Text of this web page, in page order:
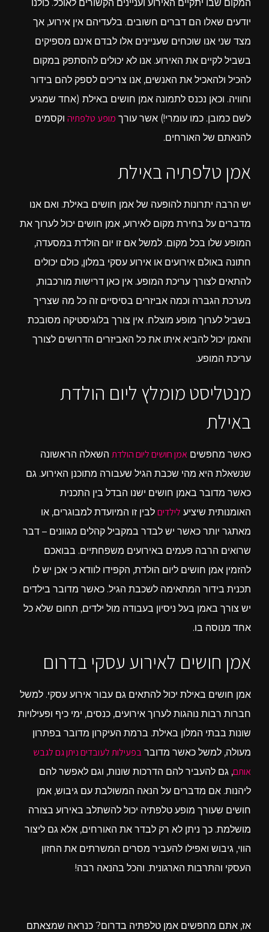
המקום שבו יתקיים האירוע ועניינים הקשורים לאוכל. כולנו
יודעים שאלו הם דברים חשובים. בלעדיהם אין אירוע, אך
מצד שני אנו שוכחים שעניינים אלו לבדם אינם מספיקים
בשביל לקיים את האירוע. אנו לא יכולים להסתפק במקום
להכיל ולהאכיל את האנשים, אנו צריכים לספק להם בידור
וחוויה. וכאן נכנס לתמונה אמן חושים באילת (אחד שמגיע
לשם כמובן. כמו עומרי!) אשר עורך מופע טלפתיה וקסמים
להנאתם של האורחים.
אמן טלפתיה באילת
יש הרבה יתרונות להופעה של אמן חושים באילת. ואם אנו
מדברים על בחירת מקום לאירוע, אמן חושים יכול לערוך את
המופע שלו בכל מקום. למשל אם זו יום הולדת במסעדה,
חתונה באולם אירועים או אירוע עסקי במלון, כולם יכולים
להתאים לצורך עריכת המופע. אין כאן דרישות מורכבות,
מערכת הגברה וכמה אביזרים בסיסיים זה כל מה שצריך
בשביל לערוך מופע מוצלח. אין צורך בלוגיסטיקה מסובכת
והאמן יכול להביא איתו את כל האביזרים הדרושים לצורך
עריכת המופע.
מנטליסט מומלץ ליום הולדת
באילת
כאשר מחפשים אמן חושים ליום הולדת השאלה הראשונה
שנשאלת היא מהי שכבת הגיל שעבורה מתוכנן האירוע. גם
כאשר מדובר באמן חושים ישנו הבדל בין התכנית
האומנותית שיציע לילדים לבין זו המיועדת למבוגרים, או
מאתגר יותר כאשר יש לבדר במקביל קהלים מגוונים – דבר
שרואים הרבה פעמים באירועים משפחתיים. בבואכם
להזמין אמן חושים ליום הולדת, הקפידו לוודא כי אכן יש לו
תכנית בידור המתאימה לשכבת הגיל. כאשר מדובר בילדים
יש צורך באמן בעל ניסיון בעבודה מול ילדים, תחום שלא כל
אחד מנוסה בו.
אמן חושים לאירוע עסקי בדרום
אמן חושים באילת יכול להתאים גם עבור אירוע עסקי. למשל
חברות רבות נוהגות לערוך אירועים, כנסים, ימי כיף ופעילויות
שונות בבתי המלון באילת. ברמת העיקרון מדובר בפתרון
מעולה, למשל כאשר מדובר בפעילות לעובדים ניתן גם לגבש
אותם, גם להעביר להם הדרכות שונות, וגם לאפשר להם
ליהנות. אם מדברים על הנאה המשולבת עם גיבוש, אמן
חושים שעורך מופע טלפתיה יכול להשתלב באירוע בצורה
מושלמת. כך ניתן לא רק לבדר את האורחים, אלא גם ליצור
הווי, גיבוש ואפילו להעביר מסרים המשרתים את החזון
העסקי והתרבות הארגונית. והכל בהנאה רבה!
אז, אתם מחפשים אמן טלפתיה בדרום? כנראה שמצאתם